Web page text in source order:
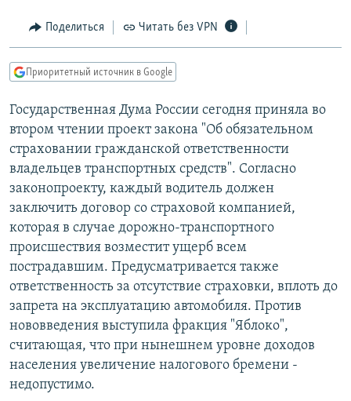
СИБИРЬ.РЕАЛИИ
РАСПИСАНИЕ ВЕЩАНИЯ
СОЦИАЛЬНЫЕ СЕТИ
Все сайты РСЕ/РС
Поделиться Читать без VPN
Приоритетный источник в Google
Государственная Дума России сегодня приняла во
втором чтении проект закона "Об обязательном
страховании гражданской ответственности
владельцев транспортных средств". Согласно
законопроекту, каждый водитель должен
заключить договор со страховой компанией,
которая в случае дорожно-транспортного
происшествия возместит ущерб всем
пострадавшим. Предусматривается также
ответственность за отсутствие страховки, вплоть до
запрета на эксплуатацию автомобиля. Против
нововведения выступила фракция "Яблоко",
считающая, что при нынешнем уровне доходов
населения увеличение налогового бремени -
недопустимо.